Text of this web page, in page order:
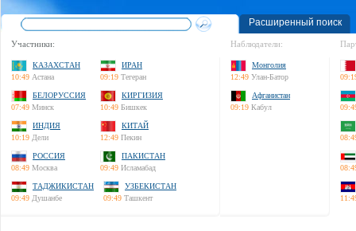
Расширенный поиск
Участники:
КАЗАХСТАН
10:49 Астана
ИРАН
09:19 Тегеран
БЕЛОРУССИЯ
07:49 Минск
КИРГИЗИЯ
10:49 Бишкек
ИНДИЯ
10:19 Дели
КИТАЙ
12:49 Пекин
РОССИЯ
08:49 Москва
ПАКИСТАН
09:49 Исламабад
ТАДЖИКИСТАН
09:49 Душанбе
УЗБЕКИСТАН
09:49 Ташкент
Наблюдатели:
Монголия
12:49 Улан-Батор
Афганистан
09:19 Кабул